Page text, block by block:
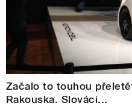
Začalo to touhou
Rakouska. Slováci...